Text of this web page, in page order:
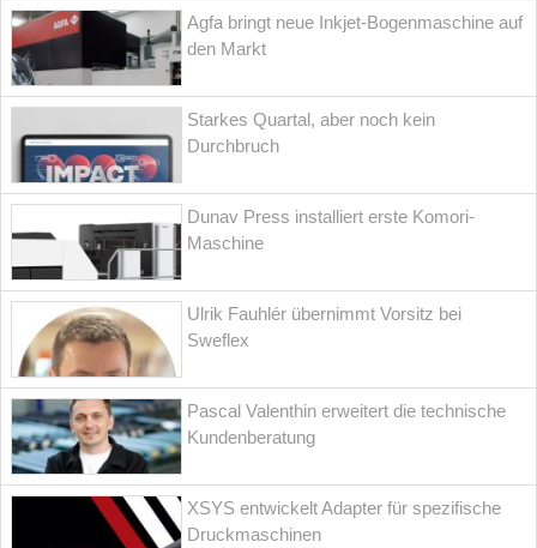
Agfa bringt neue Inkjet-Bogenmaschine auf
den Markt
Starkes Quartal, aber noch kein
Durchbruch
Dunav Press installiert erste Komori-
Maschine
Ulrik Fauhlér übernimmt Vorsitz bei
Sweflex
Pascal Valenthin erweitert die technische
Kundenberatung
XSYS entwickelt Adapter für spezifische
Druckmaschinen